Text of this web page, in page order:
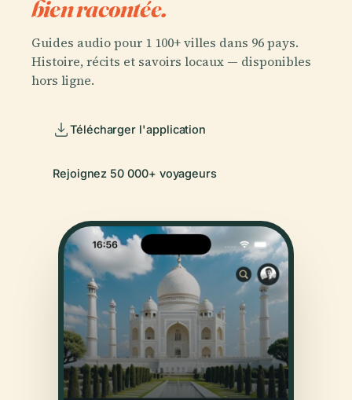
bien racontée.
Guides audio pour 1 100+ villes dans 96 pays.
Histoire, récits et savoirs locaux — disponibles
hors ligne.
Télécharger l'application
Rejoignez 50 000+ voyageurs